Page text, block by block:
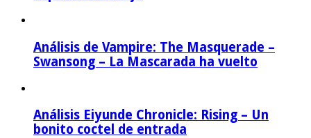
Análisis de Vampire: The Masquerade –
Swansong – La Mascarada ha vuelto
Análisis Eiyunde Chronicle: Rising – Un
bonito coctel de entrada